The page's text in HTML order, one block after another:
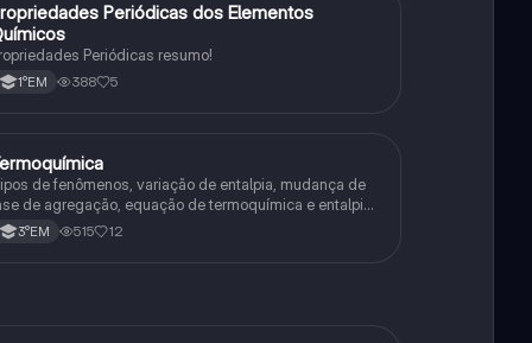
Química
Periódicas dos Elementos
Periódicas resumo!
1°EM 388 5
Química
de fenômenos, variação de entalpia, mudança de
de agregação, equação de termoquímica e entalpia
de formação
3°EM 515 12